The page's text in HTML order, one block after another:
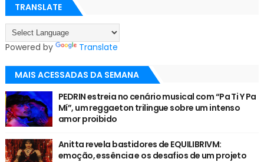
TRANSLATE
Powered by Translate
MAIS ACESSADAS DA SEMANA
PEDRIN estreia no cenário musical com “Pa Ti Y Pa
Mí”, um reggaeton trilingue sobre um intenso
amor proibido
Anitta revela bastidores de EQUILIBRIVM:
emoção, essência e os desafios de um projeto